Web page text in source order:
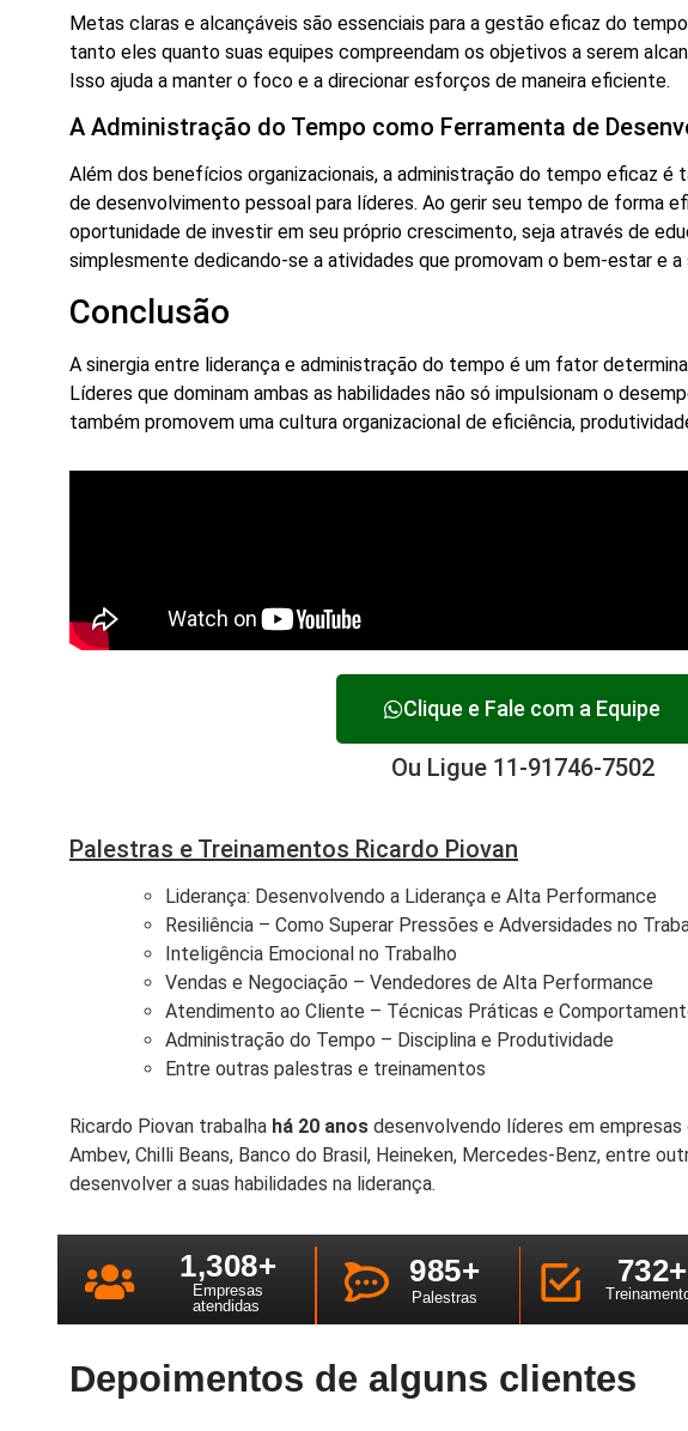
Metas claras e alcançáveis são essenciais para a gestão eficaz do
tanto eles quanto suas equipes compreendam os objetivos a serem
Isso ajuda a manter o foco e a direcionar esforços de maneira eficiente.
A Administração do Tempo como Ferramenta de
Além dos benefícios organizacionais, a administração do tempo eficaz é
de desenvolvimento pessoal para líderes. Ao gerir seu tempo de forma
oportunidade de investir em seu próprio crescimento, seja através de
simplesmente dedicando-se a atividades que promovam o bem-estar e a
Conclusão
A sinergia entre liderança e administração do tempo é um fator
Líderes que dominam ambas as habilidades não só impulsionam o
também promovem uma cultura organizacional de eficiência,
Clique e Fale com a Equipe
Ou Ligue 11-91746-7502
Palestras e Treinamentos Ricardo Piovan
Liderança: Desenvolvendo a Liderança e Alta Performance
Resiliência – Como Superar Pressões e Adversidades no
Inteligência Emocional no Trabalho
Vendas e Negociação – Vendedores de Alta Performance
Atendimento ao Cliente – Técnicas Práticas e
Administração do Tempo – Disciplina e Produtividade
Entre outras palestras e treinamentos
Ricardo Piovan trabalha há 20 anos desenvolvendo líderes em empresas
Ambev, Chilli Beans, Banco do Brasil, Heineken, Mercedes-Benz, entre
desenvolver a suas habilidades na liderança.
Empresas
atendidas
1,308+
Palestras
985+ 732+
Depoimentos de alguns clientes